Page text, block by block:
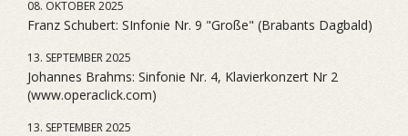
08. OKTOBER 2025
Franz Schubert: SInfonie Nr. 9 "Große" (Brabants Dagbald)
13. SEPTEMBER 2025
Johannes Brahms: Sinfonie Nr. 4, Klavierkonzert Nr 2
(www.operaclick.com)
13. SEPTEMBER 2025